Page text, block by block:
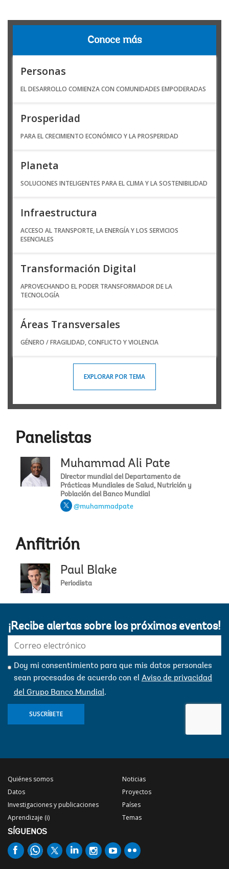
Conoce más
Personas
EL DESARROLLO COMIENZA CON COMUNIDADES EMPODERADAS
Prosperidad
PARA EL CRECIMIENTO ECONÓMICO Y LA PROSPERIDAD
Planeta
SOLUCIONES INTELIGENTES PARA EL CLIMA Y LA SOSTENIBILIDAD
Infraestructura
ACCESO AL TRANSPORTE, LA ENERGÍA Y LOS SERVICIOS
ESENCIALES
Transformación Digital
APROVECHANDO EL PODER TRANSFORMADOR DE LA
TECNOLOGÍA
Áreas Transversales
GÉNERO / FRAGILIDAD, CONFLICTO Y VIOLENCIA
EXPLORAR POR TEMA
Panelistas
Muhammad Ali Pate
Director mundial del Departamento de
Prácticas Mundiales de Salud, Nutrición y
Población del Banco Mundial
@muhammadpate
Anfitrión
Paul Blake
Periodista
¡Recibe alertas sobre los próximos eventos!
mail:
Doy mi consentimiento para que mis datos personales
sean procesados ​​de acuerdo con el Aviso de privacidad
del Grupo Banco Mundial.
SUSCRÍBETE
Quiénes somos
Datos
Investigaciones y publicaciones
Aprendizaje (i)
Noticias
Proyectos
Países
Temas
SÍGUENOS